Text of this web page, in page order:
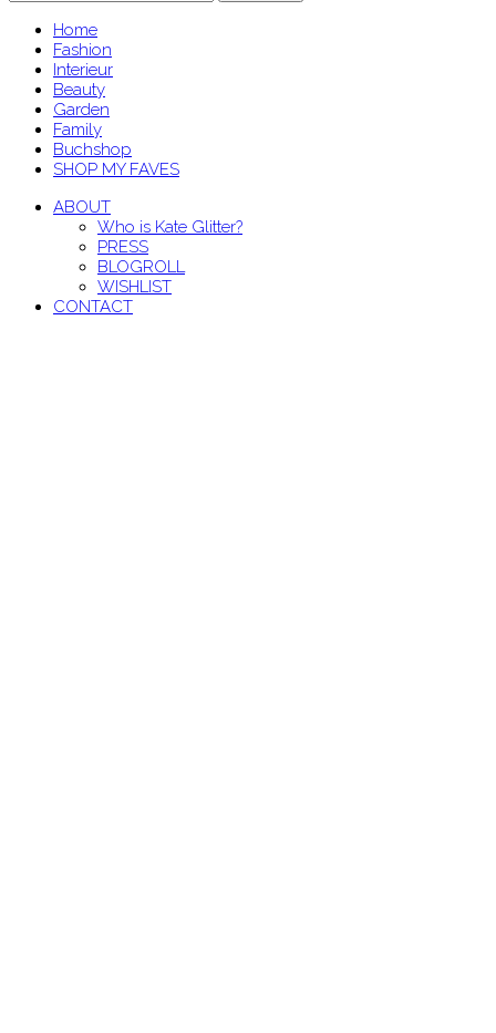
Home
Fashion
Interieur
Beauty
Garden
Family
Buchshop
SHOP MY FAVES
ABOUT
Who is Kate Glitter?
PRESS
BLOGROLL
WISHLIST
CONTACT